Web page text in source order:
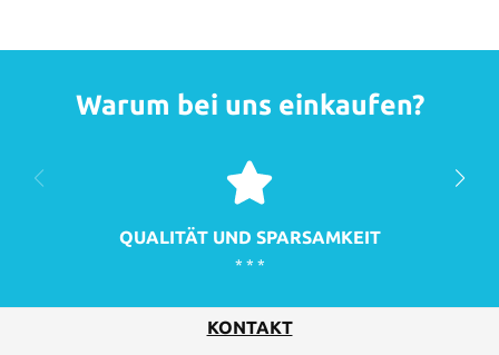
Warum bei uns einkaufen?
QUALITÄT UND SPARSAMKEIT
* * *
KONTAKT